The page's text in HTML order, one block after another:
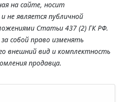
на сайте, носит
не является публичной
Статьи 437 (2) ГК РФ.
собой право изменять
внешний вид и комплектность
продавца.